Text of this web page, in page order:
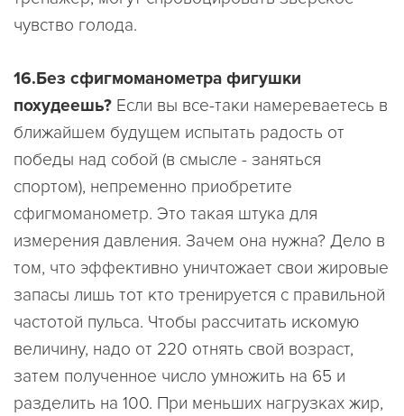
чувство голода.
16.Без сфигмоманометра фигушки
похудеешь? Если вы все-таки намереваетесь в
ближайшем будущем испытать радость от
победы над собой (в смысле - заняться
спортом), непременно приобретите
сфигмоманометр. Это такая штука для
измерения давления. Зачем она нужна? Дело в
том, что эффективно уничтожает свои жировые
запасы лишь тот кто тренируется с правильной
частотой пульса. Чтобы рассчитать искомую
величину, надо от 220 отнять свой возраст,
затем полученное число умножить на 65 и
разделить на 100. При меньших нагрузках жир,